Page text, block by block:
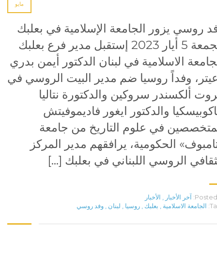
مايو
روسي يزور الجامعة الإسلامية في بعلبك
الجمعة 5 أيار 2023 إستقبل مدير فرع بعلبك
الاسلامية في لبنان الدكتور أيمن بدري
وفداً روسيا ضم مدير البيت الروسي في
ألكسندر سروكين والدكتورة نتاليا
والدكتور ايغور فاديموفيتش
في علوم التاريخ من جامعة
الحكومية، يرافقهم مدير المركز
الروسي اللبناني في بعلبك […]
Posted آخر الأخبار , الأخبار
الجامعة الاسلامية , بعلبك , روسيا , لبنان , وفد روسي